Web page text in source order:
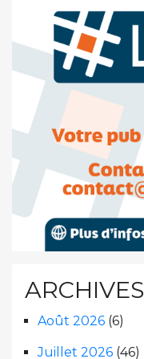
ARCHIVES
Août 2026 (6)
Juillet 2026 (46)